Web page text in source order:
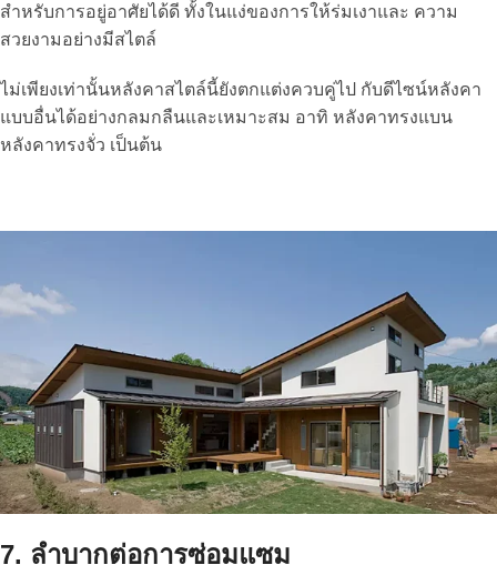
สำหรับการอยู่อาศัยได้ดี ทั้งในแง่ของการให้ร่มเงาและ ความ
สวยงามอย่างมีสไตล์
ไม่เพียงเท่านั้นหลังคาสไตล์นี้ยังตกแต่งควบคู่ไป กับดีไซน์หลังคา
แบบอื่นได้อย่างกลมกลืนและเหมาะสม อาทิ หลังคาทรงแบน
หลังคาทรงจั่ว เป็นต้น
7. ลำบากต่อการซ่อมแซม